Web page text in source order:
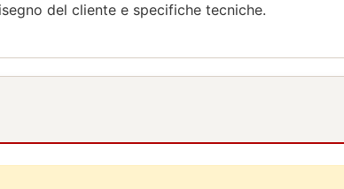
del cliente e specifiche tecniche.